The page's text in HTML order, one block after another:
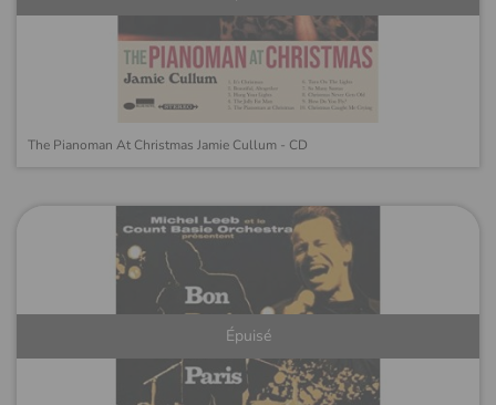
The Pianoman At Christmas Jamie Cullum - CD
Épuisé